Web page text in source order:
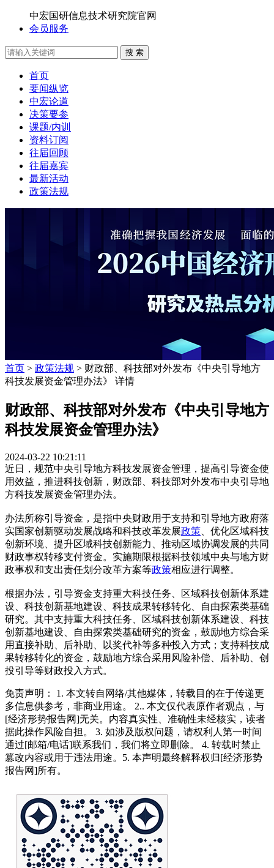
中宏国研信息技术研究院官网
会员服务
搜 索
首页
要闻纵览
中宏论道
决策要参
课题/内训
资料订阅
往届回顾
往届嘉宾
最新活动
政策法规
首页 > 政策法规 > 财政部、科技部对外发布《中央引导地方
科技发展资金管理办法》 详情
财政部、科技部对外发布《中央引导地方
科技发展资金管理办法》
2024-03-22 10:21:11
近日，规范中央引导地方科技发展资金管理，提高引导资金使
用效益，推进科技创新，财政部、科技部对外发布中央引导地
方科技发展资金管理办法。
办法所称引导资金，是指中央财政用于支持和引导地方政府落
实国家创新驱动发展战略和科技改革发展政策 、优化区域科技
创新环境、提升区域科技创新能力、推动区域协调发展的共同
财政事权转移支付资金。实施期限根据科技领域中央与地方财
政事权和支出责任划分改革方案等政策相应进行调整。
根据办法，引导资金支持重大科技任务、区域科技创新体系建
设、科技创新基地建设、科技成果转移转化、自由探索类基础
研究。其中支持重大科技任务、区域科技创新体系建设、科技
创新基地建设、自由探索类基础研究的资金，鼓励地方综合采
用直接补助、后补助、以奖代补等多种投入方式；支持科技成
果转移转化的资金，鼓励地方综合采用风险补偿、后补助、创
投引导等财政投入方式。
免责声明： 1. 本文转自网络/其他媒体，转载目的在于传递更
多信息供参考，非商业用途。 2.. 本文仅代表原作者观点，与
[经济形势报告网]无关。内容真实性、准确性未经核实，读者
据此操作风险自担。 3. 如涉及版权问题，请权利人第一时间
通过[邮箱/电话]联系我们，我们将立即删除。 4. 转载时禁止
篡改内容或用于违法用途。5. 本声明最终解释权归[经济形势
报告网]所有。